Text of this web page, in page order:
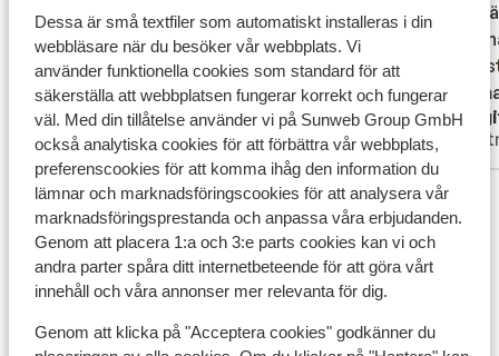
Dessa är små textfiler som automatiskt installeras i din
webbläsare när du besöker vår webbplats. Vi
använder funktionella cookies som standard för att
säkerställa att webbplatsen fungerar korrekt och fungerar
väl. Med din tillåtelse använder vi på Sunweb Group GmbH
också analytiska cookies för att förbättra vår webbplats,
preferenscookies för att komma ihåg den information du
lämnar och marknadsföringscookies för att analysera vår
marknadsföringsprestanda och anpassa våra erbjudanden.
Genom att placera 1:a och 3:e parts cookies kan vi och
andra parter spåra ditt internetbeteende för att göra vårt
innehåll och våra annonser mer relevanta för dig.
Genom att klicka på "Acceptera cookies" godkänner du
Prisvärd och perfekt läge.
Prisvärd och perfekt läge.
Anonym
Partner
Läget
var
Läget
var
Visa alla 101 omdömen
Läge